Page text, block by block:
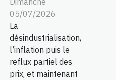
Dimanche
05/07/2026
La
désindustrialisation,
l’inflation puis le
reflux partiel des
prix, et maintenant